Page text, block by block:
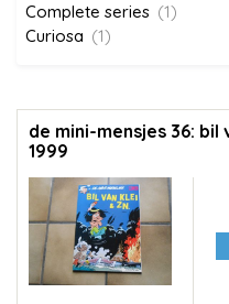
Complete series (1)
Curiosa (1)
de mini-mensjes 36: bil
1999